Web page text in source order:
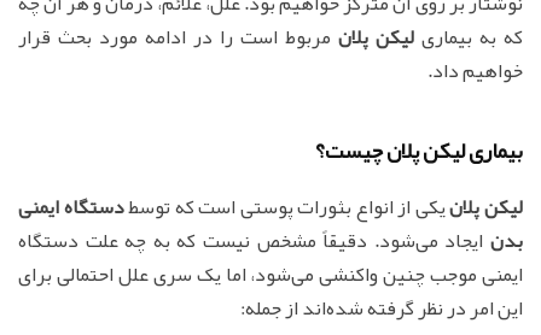
که به بیماریلیکن پلان مربوط است را در ادامه مورد بحث قرار
خواهیم داد.
بیماری لیکن پلان چیست؟
لیکن پلانیکی از انواع بثورات پوستی است که توسطدستگاه ایمنی
بدن ایجاد می‌شود. دقیقاً مشخص نیست که به چه علت دستگاه
ایمنی موجب چنین واکنشی می‌شود، اما یک سری علل احتمالی برای
این امر در نظر گرفته شده‌اند از جمله: